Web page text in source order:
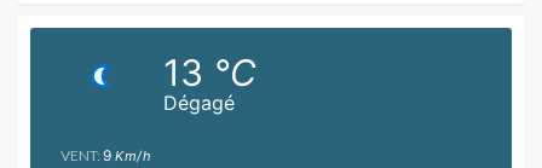
Dégagé
13 °C
VENT: 9 Km/h